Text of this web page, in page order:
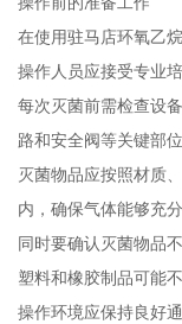
在使用驻马店环氧乙
操作人员应接受专业
每次灭菌前需检查设
路和安全阀等关键部位
灭菌物品应按照材质
内，确保气体能够充分
同时要确认灭菌物品
塑料和橡胶制品可能
操作环境应保持良好